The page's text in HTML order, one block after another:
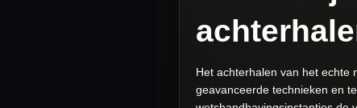
Het achterhalen van het echte
geavanceerde technieken en